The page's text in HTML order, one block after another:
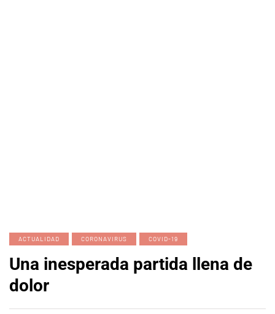
ACTUALIDAD CORONAVIRUS COVID-19
Una inesperada partida llena de
dolor